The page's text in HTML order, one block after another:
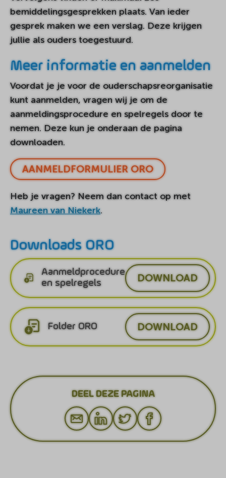
bemiddelingsgesprekken plaats. Van ieder
gesprek maken we een verslag. Deze krijgen
jullie als ouders toegestuurd.
Meer informatie en aanmelden
Voordat je je voor de ouderschapsreorganisatie
kunt aanmelden, vragen wij je om de
aanmeldingsprocedure en spelregels door te
nemen. Deze kun je onderaan de pagina
downloaden.
AANMELDFORMULIER ORO
Heb je vragen? Neem dan contact op met
Maureen van Niekerk.
Downloads ORO
Aanmeldprocedure
en spelregels
DOWNLOAD
Folder ORO DOWNLOAD
DEEL DEZE PAGINA